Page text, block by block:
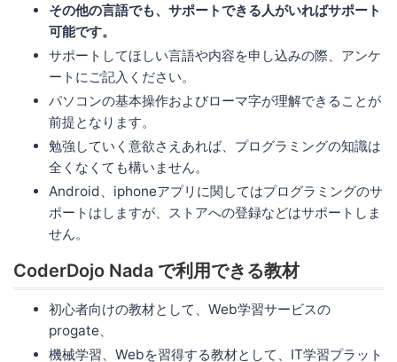
その他の言語でも、サポートできる人がいればサポート
可能です。
サポートしてほしい言語や内容を申し込みの際、アンケ
ートにご記入ください。
パソコンの基本操作およびローマ字が理解できることが
前提となります。
勉強していく意欲さえあれば、プログラミングの知識は
全くなくても構いません。
Android、iphoneアプリに関してはプログラミングのサ
ポートはしますが、ストアへの登録などはサポートしま
せん。
CoderDojo Nada で利用できる教材
初心者向けの教材として、Web学習サービスの
progate、
機械学習、Webを習得する教材として、IT学習プラット